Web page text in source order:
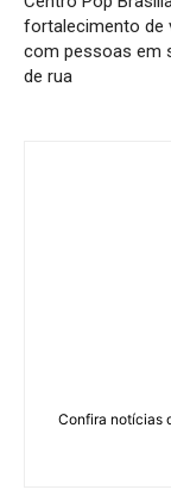
fortalecimento de
com pessoas em
de rua
Confira notícias